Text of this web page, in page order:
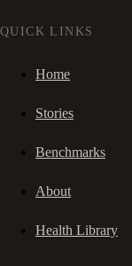
QUICK LINKS
Home
Stories
Benchmarks
About
Health Library